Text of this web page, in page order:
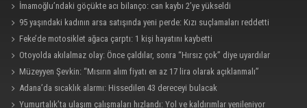
İmamoğlu’ndaki göçükte acı bilanço: can kaybı 2’ye yükseldi
95 yaşındaki kadının arsa satışında yeni perde: Kızı suçlamaları reddetti
Feke’de motosiklet ağaca çarptı: 1 kişi hayatını kaybetti
Otoyolda akılalmaz olay: Önce çaldılar, sonra “Hırsız çok” diye uyardılar
Müzeyyen Şevkin: “Mısırın alım fiyatı en az 17 lira olarak açıklanmalı”
Adana’da sıcaklık alarmı: Hissedilen 43 dereceyi bulacak
Yumurtalık’ta ulaşım çalışmaları hızlandı: Yol ve kaldırımlar yenileniyor